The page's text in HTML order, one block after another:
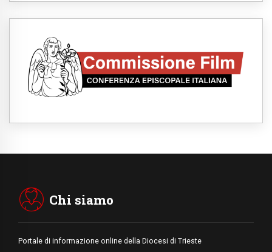
SIGNIS 2026, dare voce alle religiose
Honduras, gli sfollati invisibili di una crisi
dimenticata
07.08.2026
Italia, Antigone: carceri al limite della
Parolin conclude il viaggio in Messico: "La
Chi siamo
Portale di informazione online della Diocesi di Trieste